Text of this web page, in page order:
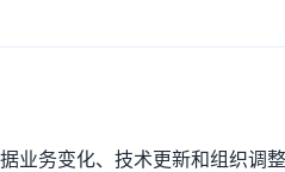
务变化、技术更新和组织调